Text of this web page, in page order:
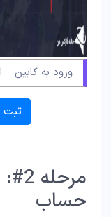
ورود به کابین
ثبت
حساب